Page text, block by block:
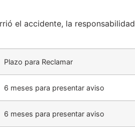
el accidente, la responsabilidad
Plazo para Reclamar
6 meses para presentar aviso
6 meses para presentar aviso